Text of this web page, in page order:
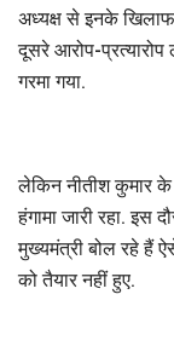
अध्यक्ष से इनके खिलाफ
दूसरे आरोप-
गरमा गया.
लेकिन नीतीश कुमार के
हंगामा जारी रहा. इस
मुख्यमंत्री बोल रहे हैं
को तैयार नहीं हुए.